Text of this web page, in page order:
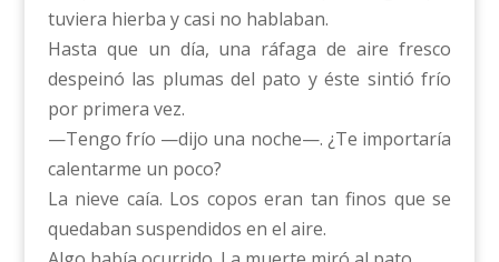
tuviera hierba y casi no hablaban.
Hasta que un día, una ráfaga de aire fresco
despeinó las plumas del pato y éste sintió frío
por primera vez.
—Tengo frío —dijo una noche—. ¿Te importaría
calentarme un poco?
La nieve caía. Los copos eran tan finos que se
quedaban suspendidos en el aire.